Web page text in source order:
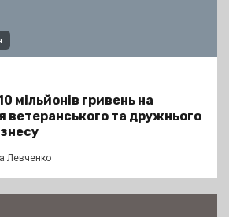
мільйонів гривень на
ветеранського та дружнього
Левченко